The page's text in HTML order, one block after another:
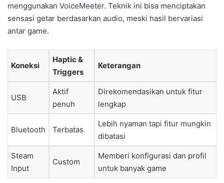
menggunakan VoiceMeeter. Teknik ini bisa menciptakan
sensasi getar berdasarkan audio, meski hasil bervariasi
antar game.
Koneksi
Haptic &
Triggers
Keterangan
USB
Aktif
penuh
Direkomendasikan untuk fitur
lengkap
Bluetooth Terbatas
Lebih nyaman tapi fitur mungkin
dibatasi
Steam
Input
Custom
Memberi konfigurasi dan profil
untuk banyak game